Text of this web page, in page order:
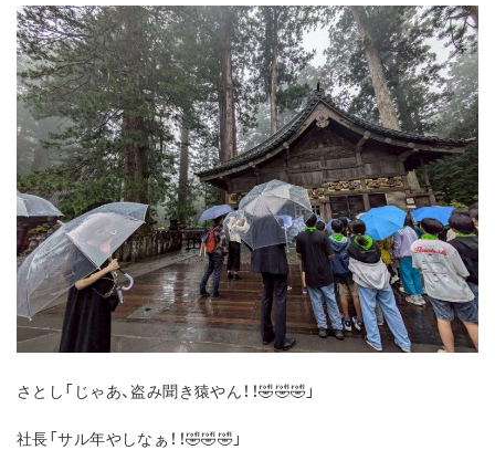
さとし「じゃあ、盗み聞き猿やん！！🤣🤣🤣」
社長「サル年やしなぁ！！🤣🤣🤣」